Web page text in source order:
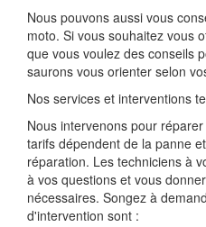
Nous pouvons aussi vous
moto. Si vous souhaitez vous
que vous voulez des conseils
saurons vous orienter selon
Nos services et interventions
Nous intervenons pour
tarifs dépendent de la panne
réparation. Les techniciens à
à vos questions et vous
nécessaires. Songez à
d'intervention sont :